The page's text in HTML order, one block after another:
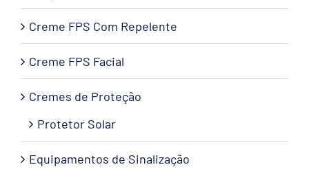
Creme FPS Com Repelente
Creme FPS Facial
Cremes de Proteção
Protetor Solar
Equipamentos de Sinalização